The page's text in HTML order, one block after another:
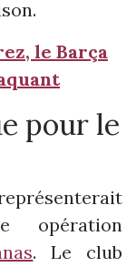
le Barça
pour le
opération
. Le club